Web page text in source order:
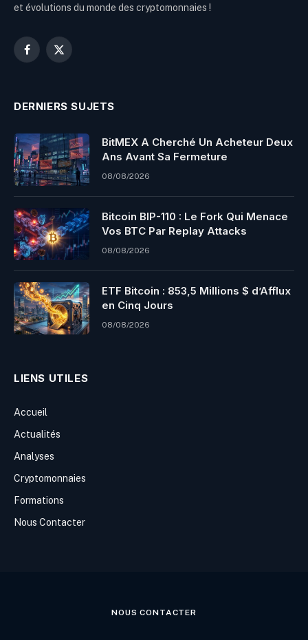
et évolutions du monde des cryptomonnaies !
Facebook
X
DERNIERS SUJETS
BitMEX A Cherché Un Acheteur Deux
Ans Avant Sa Fermeture
08/08/2026
Bitcoin BIP-110 : Le Fork Qui Menace
Vos BTC Par Replay Attacks
08/08/2026
ETF Bitcoin : 853,5 Millions $ d’Afflux
en Cinq Jours
08/08/2026
LIENS UTILES
Accueil
Actualités
Analyses
Cryptomonnaies
Formations
Nous Contacter
NOUS CONTACTER